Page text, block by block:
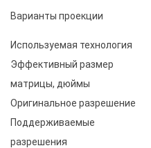
Варианты проекции
Используемая технология
Эффективный размер
матрицы, дюймы
Оригинальное разрешение
Поддерживаемые
разрешения